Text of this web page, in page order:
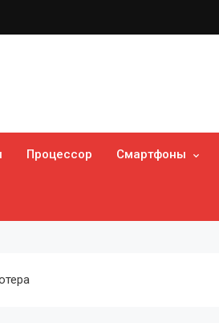
Процессор Смартфоны